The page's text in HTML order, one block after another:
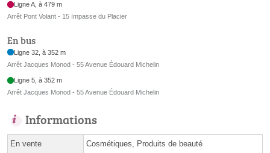
Ligne A, à 479 m
Arrêt Pont Volant - 15 Impasse du Placier
En bus
Ligne 32, à 352 m
Arrêt Jacques Monod - 55 Avenue Édouard Michelin
Ligne 5, à 352 m
Arrêt Jacques Monod - 55 Avenue Édouard Michelin
Informations
En vente Cosmétiques, Produits de beauté